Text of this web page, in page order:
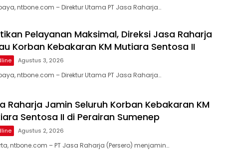
ntbone.com – Direktur Utama PT Jasa Raharja…
Pelayanan Maksimal, Direksi Jasa Raharja
Korban Kebakaran KM Mutiara Sentosa II
Agustus 3, 2026
ntbone.com – Direktur Utama PT Jasa Raharja…
Raharja Jamin Seluruh Korban Kebakaran KM
Sentosa II di Perairan Sumenep
Agustus 2, 2026
ntbone.com – PT Jasa Raharja (Persero) menjamin…